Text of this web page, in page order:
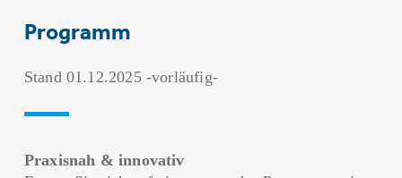
Programm
Stand 01.12.2025 -vorläufig-
Praxisnah & innovativ